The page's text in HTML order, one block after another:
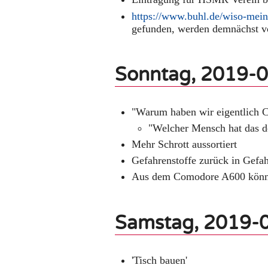
https://www.buhl.de/wiso-
gefunden, werden demnächst
Sonntag, 2019-
"Warum haben wir eigentlich
"Welcher Mensch hat das
Mehr Schrott aussortiert
Gefahrenstoffe zurück in
Aus dem Comodore A600
Samstag, 2019-
'Tisch bauen'